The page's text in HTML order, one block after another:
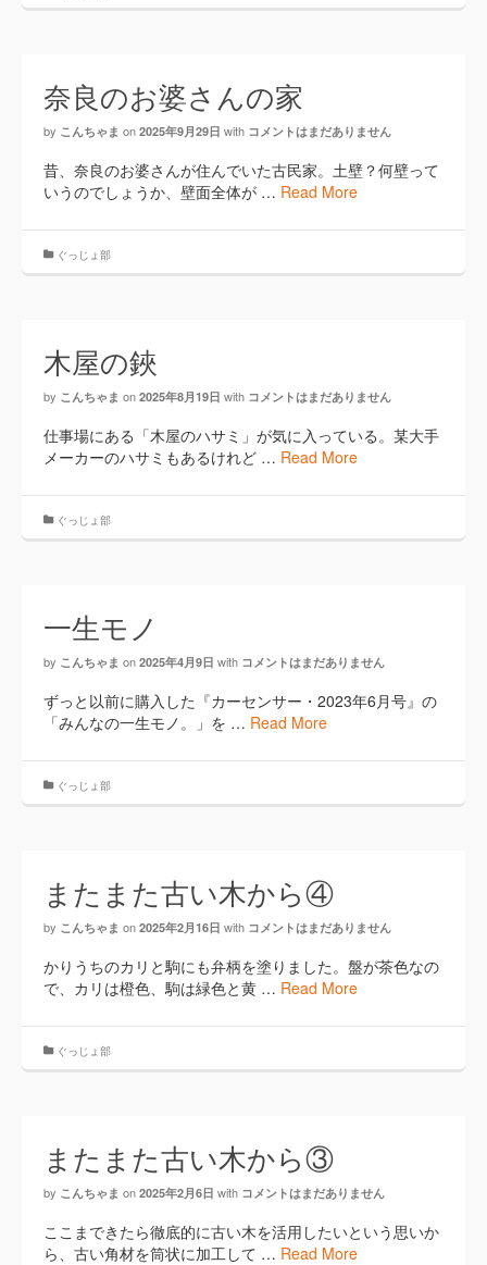
奈良のお婆さんの家
by こんちゃま on 2025年9月29日 with コメントはまだありません
昔、奈良のお婆さんが住んでいた古民家。土壁？何壁って
いうのでしょうか、壁面全体が … Read More
ぐっじょ部
木屋の鋏
by こんちゃま on 2025年8月19日 with コメントはまだありません
仕事場にある「木屋のハサミ」が気に入っている。某大手
メーカーのハサミもあるけれど … Read More
ぐっじょ部
一生モノ
by こんちゃま on 2025年4月9日 with コメントはまだありません
ずっと以前に購入した『カーセンサー・2023年6月号』の
「みんなの一生モノ。」を … Read More
ぐっじょ部
またまた古い木から④
by こんちゃま on 2025年2月16日 with コメントはまだありません
かりうちのカリと駒にも弁柄を塗りました。盤が茶色なの
で、カリは橙色、駒は緑色と黄 … Read More
ぐっじょ部
またまた古い木から③
by こんちゃま on 2025年2月6日 with コメントはまだありません
ここまできたら徹底的に古い木を活用したいという思いか
ら、古い角材を筒状に加工して … Read More